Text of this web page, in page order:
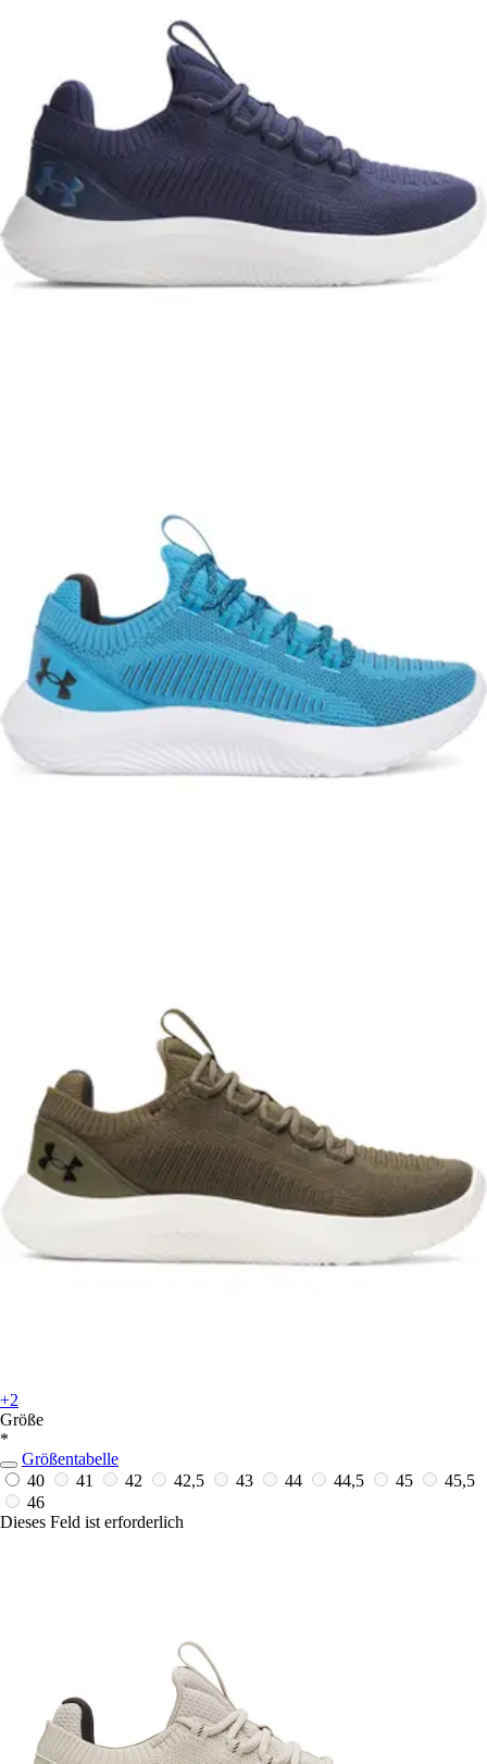
+2
Größe
*
Größentabelle
40
41 42 42,5 43 44 44,5 45
45,5
46
Dieses Feld ist erforderlich